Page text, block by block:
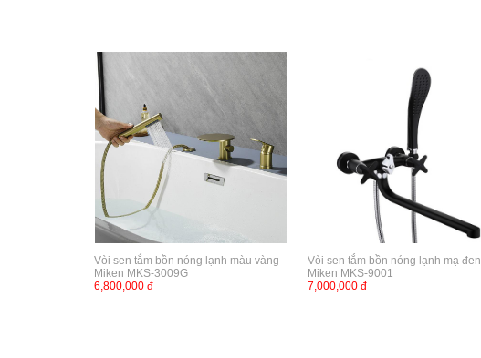
Vòi sen tắm bồn nóng lạnh màu vàng
Miken MKS-3009G
6,800,000 đ
Vòi sen tắm bồn nóng lạnh mạ đen
Miken MKS-9001
7,000,000 đ